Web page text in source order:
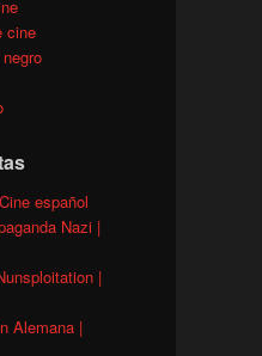
cine
español
Nazi |
|
Alemana |